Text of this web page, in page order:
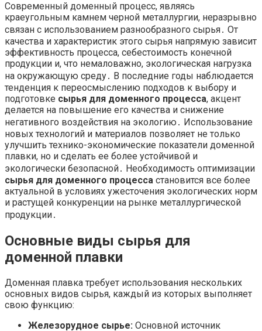
Современный доменный процесс, являясь
краеугольным камнем черной металлургии, неразрывно
связан с использованием разнообразного сырья․ От
качества и характеристик этого сырья напрямую зависит
эффективность процесса, себестоимость конечной
продукции и, что немаловажно, экологическая нагрузка
на окружающую среду․ В последние годы наблюдается
тенденция к переосмыслению подходов к выбору и
подготовке сырья для доменного процесса, акцент
делается на повышение его качества и снижение
негативного воздействия на экологию․ Использование
новых технологий и материалов позволяет не только
улучшить технико-экономические показатели доменной
плавки, но и сделать ее более устойчивой и
экологически безопасной․ Необходимость оптимизации
сырья для доменного процесса становится все более
актуальной в условиях ужесточения экологических норм
и растущей конкуренции на рынке металлургической
продукции․
Основные виды сырья для
доменной плавки
Доменная плавка требует использования нескольких
основных видов сырья, каждый из которых выполняет
свою функцию:
Железорудное сырье: Основной источник